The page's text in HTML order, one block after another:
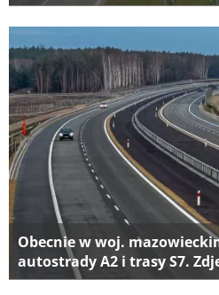
Obecnie w woj.
autostrady A2 i trasy S7.